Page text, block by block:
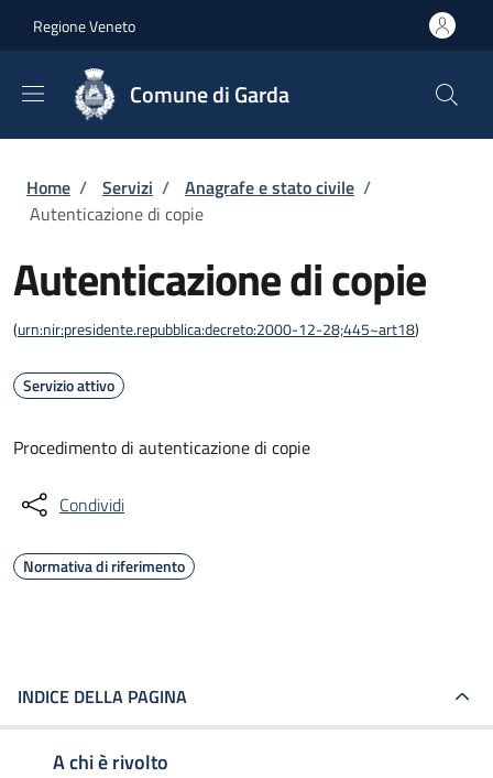
Regione Veneto
Comune di Garda
Briciole di pane
Home / Servizi / Anagrafe e stato civile /
Autenticazione di copie
Autenticazione di copie
(urn:nir:presidente.repubblica:decreto:2000-12-28;445~art18)
Servizio attivo
Procedimento di autenticazione di copie
Condividi
Normativa di riferimento
INDICE DELLA PAGINA
A chi è rivolto